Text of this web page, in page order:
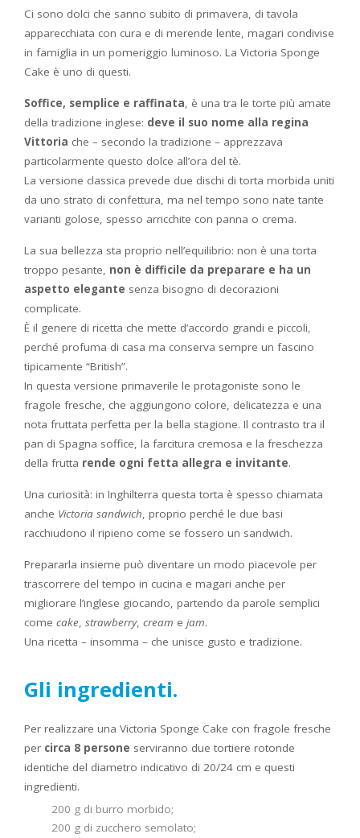
Ci sono dolci che sanno subito di primavera, di tavola
apparecchiata con cura e di merende lente, magari condivise
in famiglia in un pomeriggio luminoso. La Victoria Sponge
Cake è uno di questi.
Soffice, semplice e raffinata, è una tra le torte più amate
della tradizione inglese: deve il suo nome alla regina
Vittoria che – secondo la tradizione – apprezzava
particolarmente questo dolce all’ora del tè.
La versione classica prevede due dischi di torta morbida uniti
da uno strato di confettura, ma nel tempo sono nate tante
varianti golose, spesso arricchite con panna o crema.
La sua bellezza sta proprio nell’equilibrio: non è una torta
troppo pesante, non è difficile da preparare e ha un
aspetto elegante senza bisogno di decorazioni
complicate.
È il genere di ricetta che mette d’accordo grandi e piccoli,
perché profuma di casa ma conserva sempre un fascino
tipicamente “British”.
In questa versione primaverile le protagoniste sono le
fragole fresche, che aggiungono colore, delicatezza e una
nota fruttata perfetta per la bella stagione. Il contrasto tra il
pan di Spagna soffice, la farcitura cremosa e la freschezza
della frutta rende ogni fetta allegra e invitante.
Una curiosità: in Inghilterra questa torta è spesso chiamata
anche Victoria sandwich, proprio perché le due basi
racchiudono il ripieno come se fossero un sandwich.
Prepararla insieme può diventare un modo piacevole per
trascorrere del tempo in cucina e magari anche per
migliorare l’inglese giocando, partendo da parole semplici
come cake, strawberry, cream e jam.
Una ricetta – insomma – che unisce gusto e tradizione.
Gli ingredienti.
Per realizzare una Victoria Sponge Cake con fragole fresche
per circa 8 persone serviranno due tortiere rotonde
identiche del diametro indicativo di 20/24 cm e questi
ingredienti.
200 g di burro morbido;
200 g di zucchero semolato;